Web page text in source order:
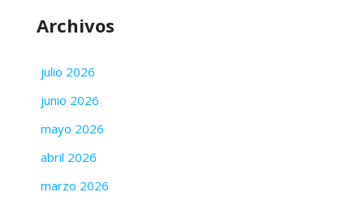
Archivos
julio 2026
junio 2026
mayo 2026
abril 2026
marzo 2026